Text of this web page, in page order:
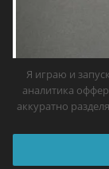
Я играю и
аналитика
аккуратно